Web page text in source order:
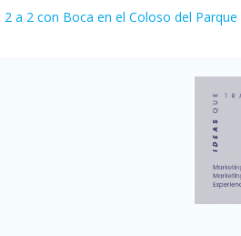
a 2 con Boca en el Coloso del Parque
y consumo turístico: 4,6